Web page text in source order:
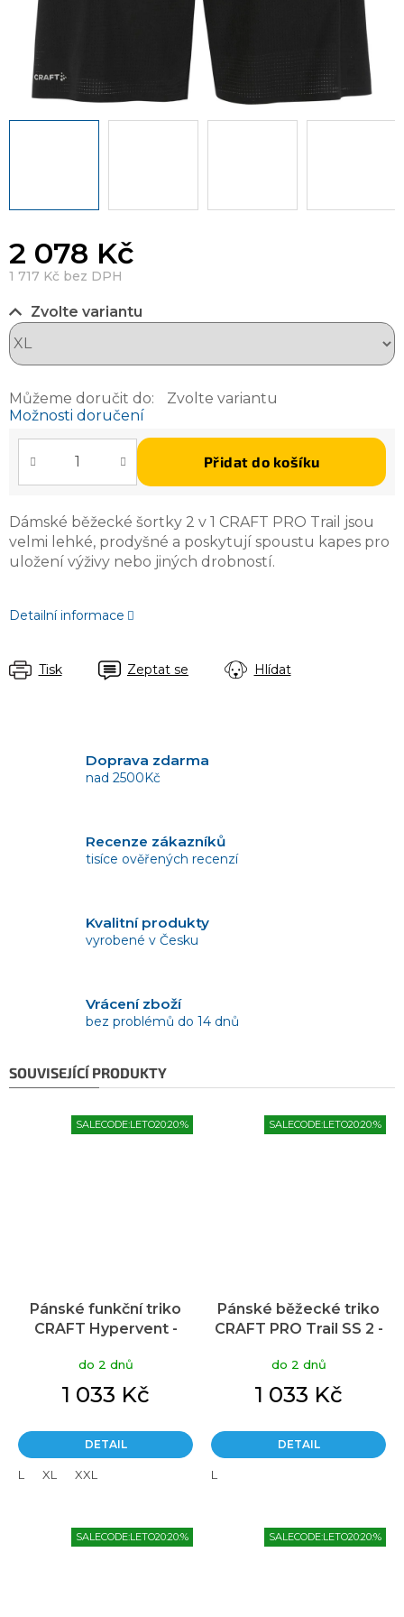
2 078 Kč
1 717 Kč bez DPH
Zvolte variantu
Můžeme doručit do:
Zvolte variantu
Možnosti doručení
Přidat do košíku
Dámské běžecké šortky 2 v 1 CRAFT PRO Trail jsou
velmi lehké, prodyšné a poskytují spoustu kapes pro
uložení výživy nebo jiných drobností.
Detailní informace
Tisk Zeptat se Hlídat
Doprava zdarma
nad 2500Kč
Recenze zákazníků
tisíce ověřených recenzí
Kvalitní produkty
vyrobené v Česku
Vrácení zboží
bez problémů do 14 dnů
SOUVISEJÍCÍ PRODUKTY
SALECODE:LETO20:20:%
Pánské funkční triko
CRAFT Hypervent -
do 2 dnů
1 033 Kč
DETAIL
L XL XXL
SALECODE:LETO20:20:%
Pánské běžecké triko
CRAFT PRO Trail SS 2 -
do 2 dnů
1 033 Kč
DETAIL
L
SALECODE:LETO20:20:% SALECODE:LETO20:20:%